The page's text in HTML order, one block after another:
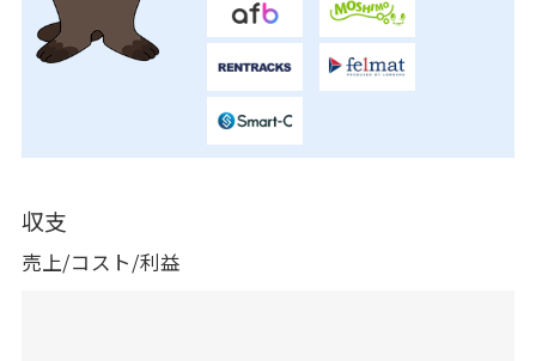
収支
売上/コスト/利益